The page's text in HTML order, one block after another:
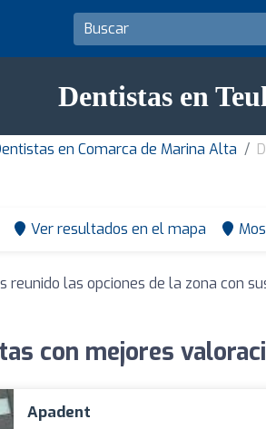
Dentistas en
en Comarca de Marina Alta
Ver resultados en el mapa
reunido las opciones de la zona con
con mejores
Apadent